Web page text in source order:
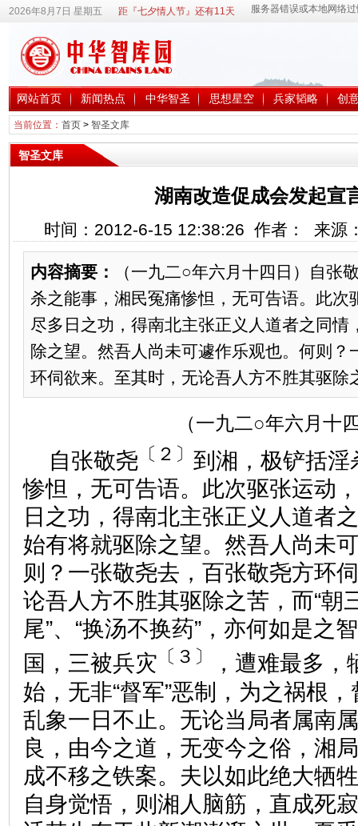
2026年8月7日 星期五 距『七夕情人节』还有11天
网站首页 新闻热点 中华智圣 思想星空 兵家韬略 创
当前位置： 首页> 智圣文库
智圣文库
湖南改造促成会发起宣
时间：2012-6-15 12:38:26 作者： 来源
内容摘要：
（一九二○年六月十四日）自张
杀之能事，湘民冤痛惨怛，无可告语。此次
尽多日之功，得南北主张正义人道者之同情
除之望。然吾人尚未可遽作乐观也。何则？
环伺欲来。至其时，无论吾人方不胜其驱除
（一九二○年六月十
自张敬尧 〔２〕 到湘，极铲括淫
惨怛，无可告语。此次驱张运动
日之功，得南北主张正义人道者
始有将就驱除之望。然吾人尚未
则？一张敬尧去，百张敬尧方环
论吾人方不胜其驱除之苦，而“朝
尾”、“换汤不换药”，亦何如是之
国，三被兵灾 〔３〕
，遭难最多
始，无非“督军”恶制，为之祸根
乱象一日不止。无论当局者属南
良，由今之道，无变今之俗，湘
成不移之铁案。夫以如此绝大牺
自身觉悟，则湘人脑筋，直成死